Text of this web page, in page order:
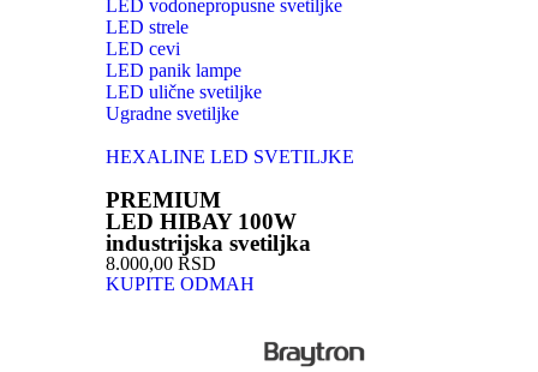
LED vodonepropusne svetiljke
LED strele
LED cevi
LED panik lampe
LED ulične svetiljke
Ugradne svetiljke
HEXALINE LED SVETILJKE
PREMIUM
LED HIBAY 100W
industrijska svetiljka
8.000,00 RSD
KUPITE ODMAH